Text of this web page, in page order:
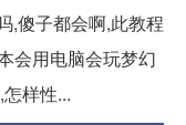
,傻子都会啊,此教程
会用电脑会玩梦幻
样性...